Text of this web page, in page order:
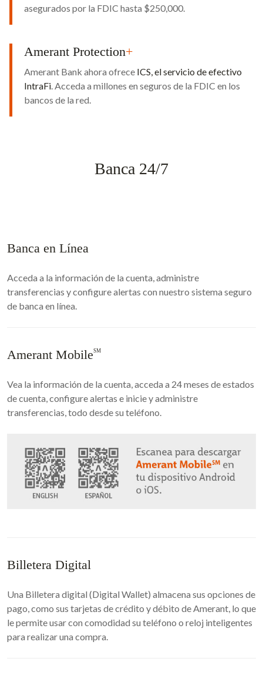
asegurados por la FDIC hasta $250,000.
Amerant Protection+
Amerant Bank ahora ofrece ICS, el servicio de efectivo
IntraFi. Acceda a millones en seguros de la FDIC en los
bancos de la red.
Banca 24/7
Banca en Línea
Acceda a la información de la cuenta, administre
transferencias y configure alertas con nuestro sistema seguro
de banca en línea.
Amerant MobileSM
Vea la información de la cuenta, acceda a 24 meses de estados
de cuenta, configure alertas e inicie y administre
transferencias, todo desde su teléfono.
Billetera Digital
Una Billetera digital (Digital Wallet) almacena sus opciones de
pago, como sus tarjetas de crédito y débito de Amerant, lo que
le permite usar con comodidad su teléfono o reloj inteligentes
para realizar una compra.